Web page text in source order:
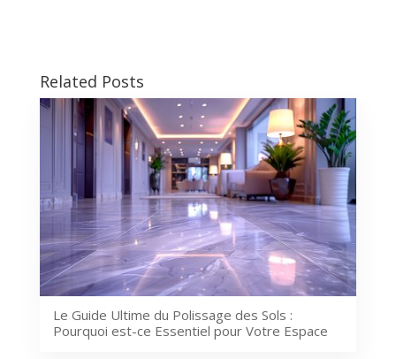
Related Posts
Le Guide Ultime du Polissage des Sols :
Pourquoi est-ce Essentiel pour Votre Espace